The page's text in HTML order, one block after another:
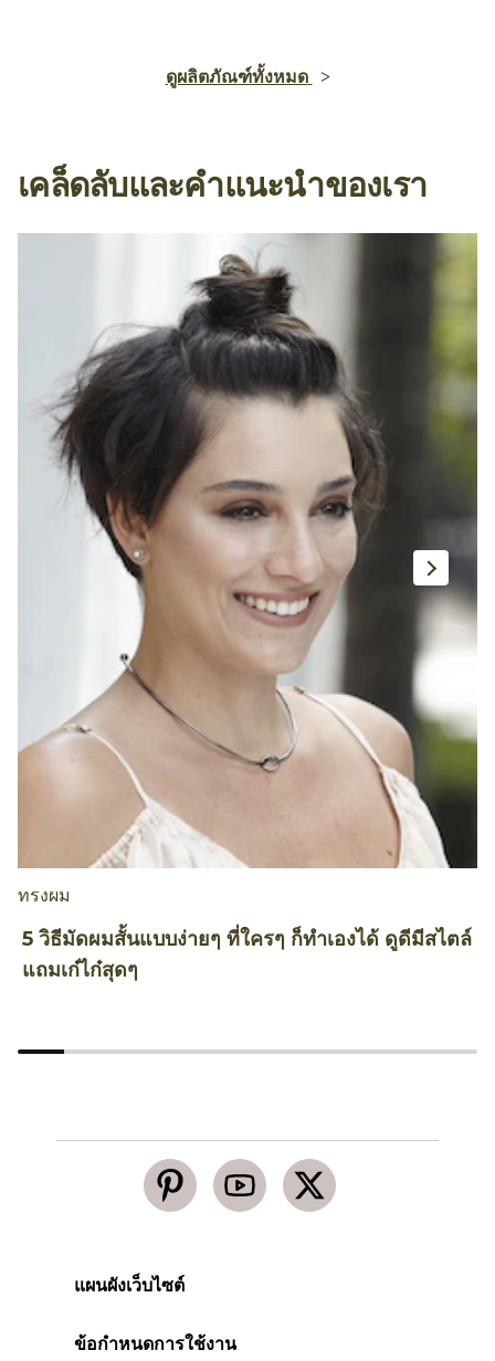
ดูผลิตภัณฑ์ทั้งหมด
เคล็ดลับและคำแนะนำของเรา
ทรงผม
5 วิธีมัดผมสั้นแบบง่ายๆ ที่ใครๆ ก็ทำเองได้ ดูดีมีสไตล์
แถมเก๋ไก๋สุดๆ
แผนผังเว็บไซต์
ข้อกำหนดการใช้งาน